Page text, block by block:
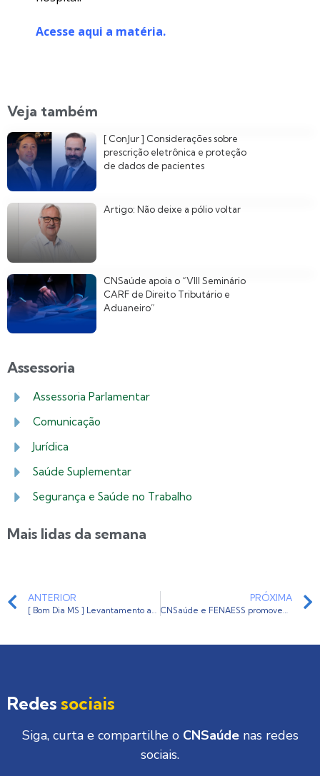
Acesse aqui a matéria.
Veja também
[ ConJur ] Considerações sobre
prescrição eletrônica e proteção
de dados de pacientes
Artigo: Não deixe a pólio voltar
CNSaúde apoia o “VIII Seminário
CARF de Direito Tributário e
Aduaneiro”
Assessoria
Assessoria Parlamentar
Comunicação
Jurídica
Saúde Suplementar
Segurança e Saúde no Trabalho
Mais lidas da semana
ANTERIOR
[ Bom Dia MS ] Levantamento aponta que medicamentos tiveram alta de mais de 600%
PRÓXIMA
CNSaúde e FENAESS promovem evento sobre LGPD na Hospitalar Hub
Redes sociais
Siga, curta e compartilhe o CNSaúdenas redes
sociais.